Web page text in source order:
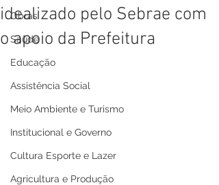
Obras
Saúde
Educação
Assistência Social
Meio Ambiente e Turismo
Institucional e Governo
Cultura Esporte e Lazer
Agricultura e Produção
idealizado pelo Sebrae com
o apoio da Prefeitura